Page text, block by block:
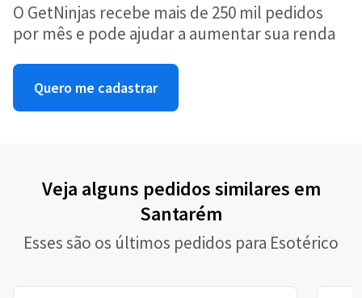
O GetNinjas recebe mais de 250 mil pedidos
por mês e pode ajudar a aumentar sua renda
Quero me cadastrar
Veja alguns pedidos similares em
Santarém
Esses são os últimos pedidos para Esotérico